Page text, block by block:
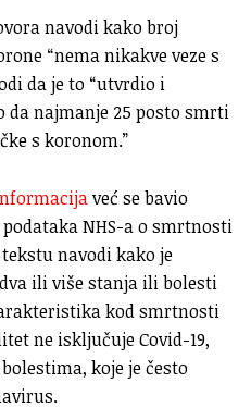
navodi kako broj
“nema nikakve veze s
da je to “utvrdio i
da najmanje 25 posto smrti
s koronom.”
već se bavio
NHS-a o smrtnosti
navodi kako je
ili više stanja ili bolesti
kod smrtnosti
ne isključuje Covid-19,
koje je često